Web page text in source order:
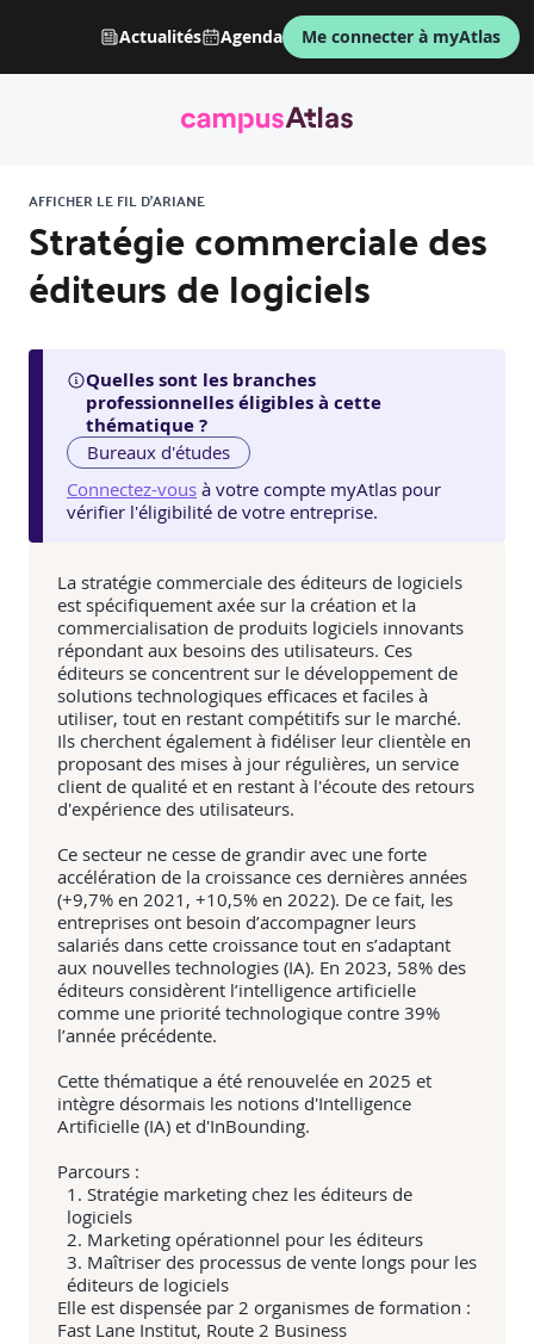
Actualités Agenda Me connecter à myAtlas
AFFICHER LE FIL D'ARIANE
Stratégie commerciale des
éditeurs de logiciels
Quelles sont les branches
professionnelles éligibles à cette
thématique ?
Bureaux d'études
Connectez-vous à votre compte myAtlas pour
vérifier l'éligibilité de votre entreprise.
La stratégie commerciale des éditeurs de logiciels
est spécifiquement axée sur la création et la
commercialisation de produits logiciels innovants
répondant aux besoins des utilisateurs. Ces
éditeurs se concentrent sur le développement de
solutions technologiques efficaces et faciles à
utiliser, tout en restant compétitifs sur le marché.
Ils cherchent également à fidéliser leur clientèle en
proposant des mises à jour régulières, un service
client de qualité et en restant à l'écoute des retours
d'expérience des utilisateurs.
Ce secteur ne cesse de grandir avec une forte
accélération de la croissance ces dernières années
(+9,7% en 2021, +10,5% en 2022). De ce fait, les
entreprises ont besoin d’accompagner leurs
salariés dans cette croissance tout en s’adaptant
aux nouvelles technologies (IA). En 2023, 58% des
éditeurs considèrent l’intelligence artificielle
comme une priorité technologique contre 39%
l’année précédente.
Cette thématique a été renouvelée en 2025 et
intègre désormais les notions d'Intelligence
Artificielle (IA) et d'InBounding.
Parcours :
Stratégie marketing chez les éditeurs de
logiciels
Marketing opérationnel pour les éditeurs
Maîtriser des processus de vente longs pour les
éditeurs de logiciels
Elle est dispensée par 2 organismes de formation :
Fast Lane Institut, Route 2 Business